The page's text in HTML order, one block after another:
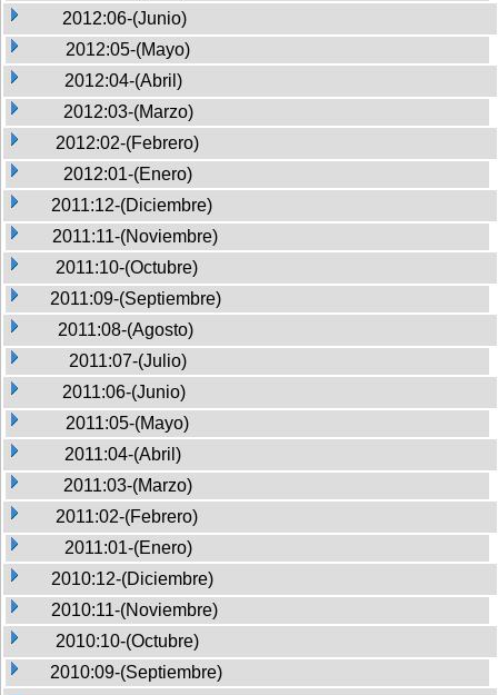
2012:06-(Junio)
2012:05-(Mayo)
2012:04-(Abril)
2012:03-(Marzo)
2012:02-(Febrero)
2012:01-(Enero)
2011:12-(Diciembre)
2011:11-(Noviembre)
2011:10-(Octubre)
2011:09-(Septiembre)
2011:08-(Agosto)
2011:07-(Julio)
2011:06-(Junio)
2011:05-(Mayo)
2011:04-(Abril)
2011:03-(Marzo)
2011:02-(Febrero)
2011:01-(Enero)
2010:12-(Diciembre)
2010:11-(Noviembre)
2010:10-(Octubre)
2010:09-(Septiembre)